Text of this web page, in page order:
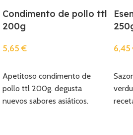
Condimento de pollo ttl
200g
5,65€
Apetitoso condimento de
pollo ttl 200g. degusta
nuevos sabores asiáticos.
6,45